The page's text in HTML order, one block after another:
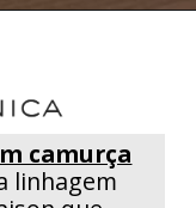
camurça
linhagem